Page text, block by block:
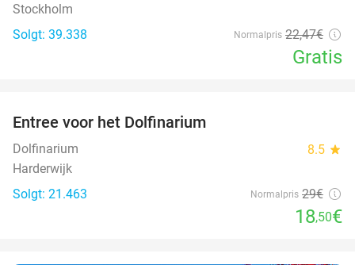
Stockholm
Solgt: 39.338
Normalpris 22,47€
Gratis
Entree voor het Dolfinarium
Dolfinarium 8.5 star
Harderwijk
Solgt: 21.463
Normalpris 29€
18,50€